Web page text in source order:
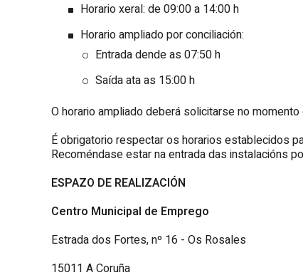
Horario xeral: de 09:00 a 14:00 h
Horario ampliado por conciliación:
Entrada dende as 07:50 h
Saída ata as 15:00 h
O horario ampliado deberá solicitarse no momento
É obrigatorio respectar os horarios establecidos
Recoméndase estar na entrada das instalacións
ESPAZO DE REALIZACIÓN
Centro Municipal de Emprego
Estrada dos Fortes, nº 16 - Os Rosales
15011 A Coruña